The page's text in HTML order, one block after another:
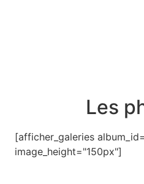
Les
[afficher_galeries
image_height="150px"]